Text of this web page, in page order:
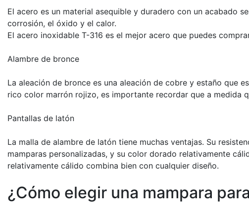
El acero es un material asequible y duradero con un acabado
corrosión, el óxido y el calor.
El acero inoxidable T-316 es el mejor acero que puedes
Alambre de bronce
La aleación de bronce es una aleación de cobre y estaño que
rico color marrón rojizo, es importante recordar que a medida
Pantallas de latón
La malla de alambre de latón tiene muchas ventajas. Su
mamparas personalizadas, y su color dorado relativamente
relativamente cálido combina bien con cualquier diseño.
¿Cómo elegir una mampara